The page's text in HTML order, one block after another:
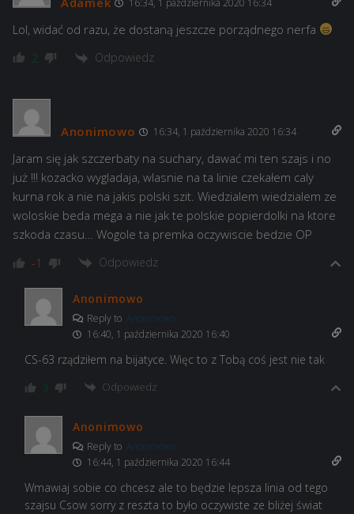
Lol, widać od razu, że dostaną jeszcze porządnego nerfa
2 Odpowiedz
Anonimowo 16:34, 1 października 2020 16:34
Jaram się jak szczerbaty na suchary, dawać mi ten szajs i no
już !!! kozacko wygladaja, wlasnie na ta linie czekałem caly
kurna rok a nie na jakis polski szit. Wiedzialem wiedzialem ze
woloskie beda mega a nie jak te polskie popierdolki na ktore
szkoda czasu… Wogole ta premka oczywiscie bedzie OP
-1 Odpowiedz
Anonimowo
Reply to Anonimowo
16:40, 1 października 2020 16:40
CS-63 rządziłem na bijatyce. Więc to z Tobą coś jest nie tak
3 Odpowiedz
Anonimowo
Reply to Anonimowo
16:44, 1 października 2020 16:44
Wmawiaj sobie co chcesz ale to będzie lepsza linia od tego
szajsu Csow sorry z reszta to było oczywiste ze bliżej świat